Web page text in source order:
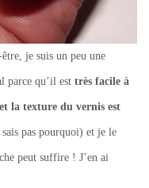
je suis un peu une
parce qu’il est très facile à
la texture du vernis est
pas pourquoi) et je le
peut suffire ! J’en ai